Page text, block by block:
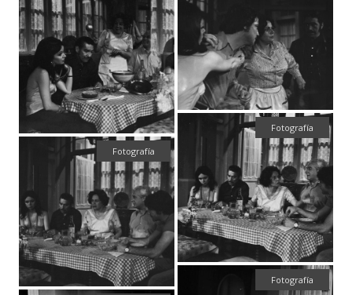
Fotografía
Fotografía
Fotografía